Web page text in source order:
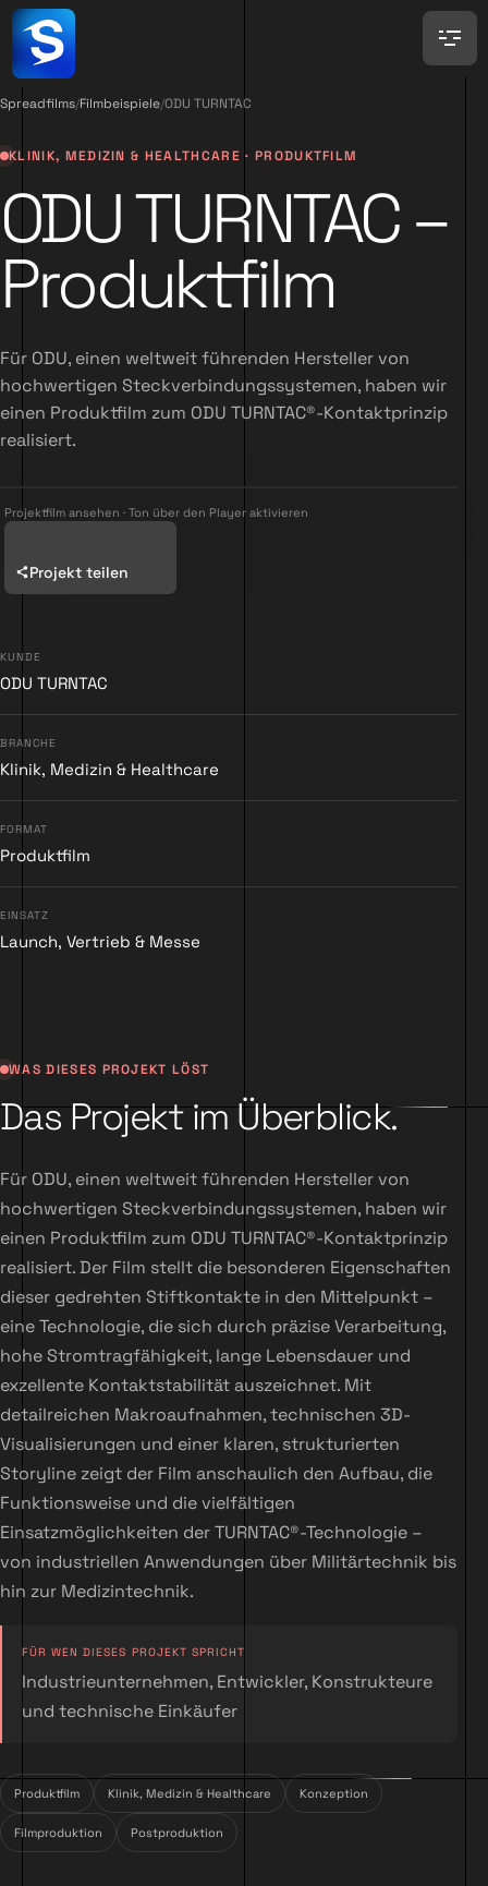
Spreadfilms/Filmbeispiele/ODU TURNTAC
KLINIK, MEDIZIN & HEALTHCARE · PRODUKTFILM
ODU TURNTAC –
Produktfilm
Für ODU, einen weltweit führenden Hersteller von
hochwertigen Steckverbindungssystemen, haben wir
einen Produktfilm zum ODU TURNTAC®-Kontaktprinzip
realisiert.
Projektfilm ansehen · Ton über den Player aktivieren
Projekt teilen
KUNDE
ODU TURNTAC
BRANCHE
Klinik, Medizin & Healthcare
FORMAT
Produktfilm
EINSATZ
Launch, Vertrieb & Messe
WAS DIESES PROJEKT LÖST
Das Projekt im Überblick.
Für ODU, einen weltweit führenden Hersteller von
hochwertigen Steckverbindungssystemen, haben wir
einen Produktfilm zum ODU TURNTAC®-Kontaktprinzip
realisiert. Der Film stellt die besonderen Eigenschaften
dieser gedrehten Stiftkontakte in den Mittelpunkt –
eine Technologie, die sich durch präzise Verarbeitung,
hohe Stromtragfähigkeit, lange Lebensdauer und
exzellente Kontaktstabilität auszeichnet. Mit
detailreichen Makroaufnahmen, technischen 3D-
Visualisierungen und einer klaren, strukturierten
Storyline zeigt der Film anschaulich den Aufbau, die
Funktionsweise und die vielfältigen
Einsatzmöglichkeiten der TURNTAC®-Technologie –
von industriellen Anwendungen über Militärtechnik bis
hin zur Medizintechnik.
FÜR WEN DIESES PROJEKT SPRICHT
Industrieunternehmen, Entwickler, Konstrukteure
und technische Einkäufer
Produktfilm Klinik, Medizin & Healthcare Konzeption
Filmproduktion Postproduktion